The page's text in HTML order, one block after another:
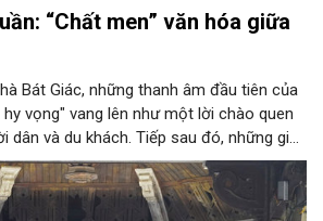
“Chất men” văn hóa giữa
Bát Giác, những thanh âm đầu tiên của
vọng" vang lên như một lời chào quen
dân và du khách. Tiếp sau đó, những giai
thế giới lần lượt cất lên qua phần biểu
Văn Minh và các nghệ sĩ Bình Minh Jazz
gian âm nhạc giàu cảm xúc ngay giữa